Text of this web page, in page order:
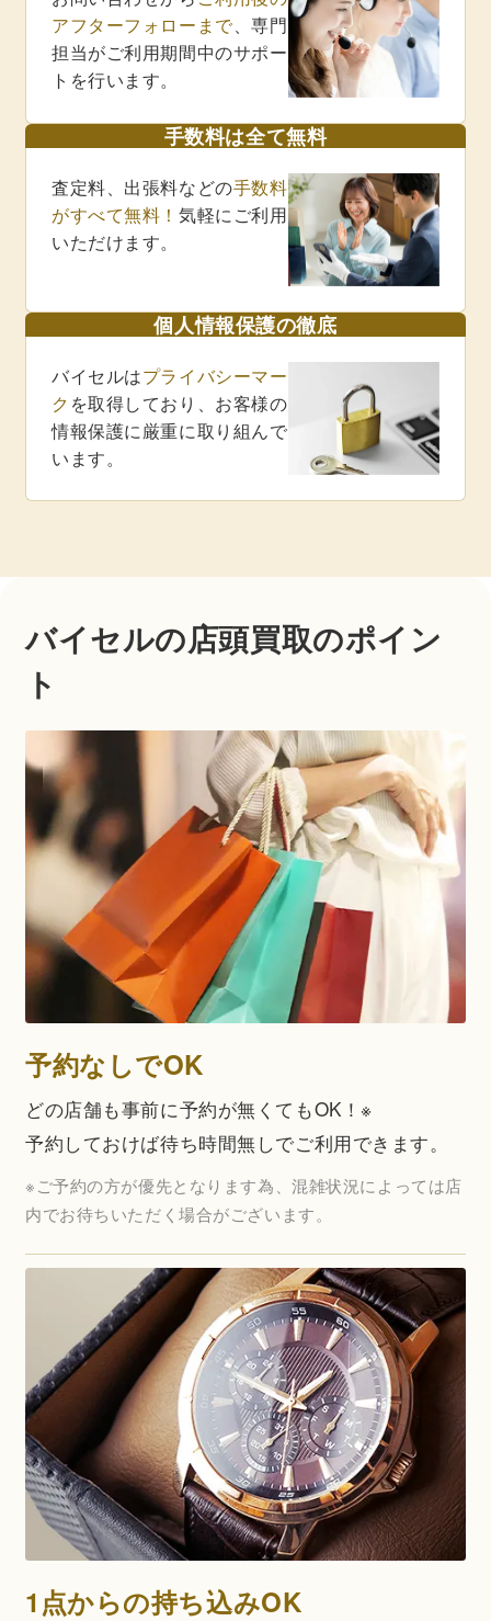
アフターフォローまで、専門
担当がご利用期間中のサポー
トを行います。
手数料は全て無料
査定料、出張料などの手数料
がすべて無料！ 気軽にご利用
いただけます。
個人情報保護の徹底
バイセルはプライバシーマー
ク を取得しており、お客様の
情報保護に厳重に取り組んで
います。
バイセルの店頭買取のポイン
ト
予約なしでOK
どの店舗も事前に予約が無くてもOK！※
予約しておけば待ち時間無しでご利用できます。
※ご予約の方が優先となります為、混雑状況によっては店
内でお待ちいただく場合がございます。
1点からの持ち込みOK